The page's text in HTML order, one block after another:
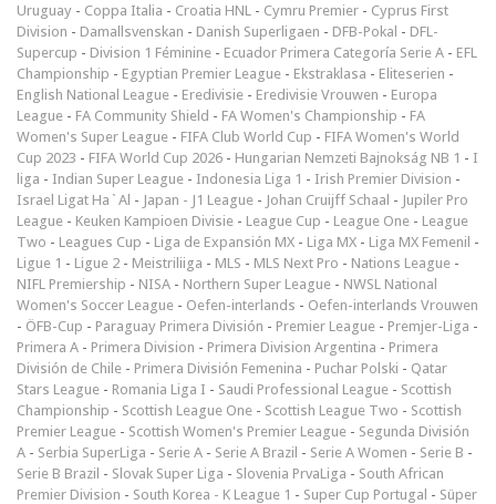
Uruguay - Coppa Italia - Croatia HNL - Cymru Premier - Cyprus First
Division - Damallsvenskan - Danish Superligaen - DFB-Pokal - DFL-
Supercup - Division 1 Féminine - Ecuador Primera Categoría Serie A - EFL
Championship - Egyptian Premier League - Ekstraklasa - Eliteserien -
English National League - Eredivisie - Eredivisie Vrouwen - Europa
League - FA Community Shield - FA Women's Championship - FA
Women's Super League - FIFA Club World Cup - FIFA Women's World
Cup 2023 - FIFA World Cup 2026 - Hungarian Nemzeti Bajnokság NB 1 - I
liga - Indian Super League - Indonesia Liga 1 - Irish Premier Division -
Israel Ligat Ha`Al - Japan - J1 League - Johan Cruijff Schaal - Jupiler Pro
League - Keuken Kampioen Divisie - League Cup - League One - League
Two - Leagues Cup - Liga de Expansión MX - Liga MX - Liga MX Femenil -
Ligue 1 - Ligue 2 - Meistriliiga - MLS - MLS Next Pro - Nations League -
NIFL Premiership - NISA - Northern Super League - NWSL National
Women's Soccer League - Oefen-interlands - Oefen-interlands Vrouwen
- ÖFB-Cup - Paraguay Primera División - Premier League - Premjer-Liga -
Primera A - Primera Division - Primera Division Argentina - Primera
División de Chile - Primera División Femenina - Puchar Polski - Qatar
Stars League - Romania Liga I - Saudi Professional League - Scottish
Championship - Scottish League One - Scottish League Two - Scottish
Premier League - Scottish Women's Premier League - Segunda División
A - Serbia SuperLiga - Serie A - Serie A Brazil - Serie A Women - Serie B -
Serie B Brazil - Slovak Super Liga - Slovenia PrvaLiga - South African
Premier Division - South Korea - K League 1 - Super Cup Portugal - Süper